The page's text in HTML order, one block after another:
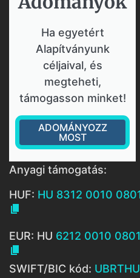
Ha egyetért
Alapítványunk
céljaival, és
megteheti,
támogasson minket!
ADOMÁNYOZZ
MOST
Anyagi támogatás:
HUF: HU 8312 0010

EUR: HU 6212 0010

SWIFT/BIC kód: